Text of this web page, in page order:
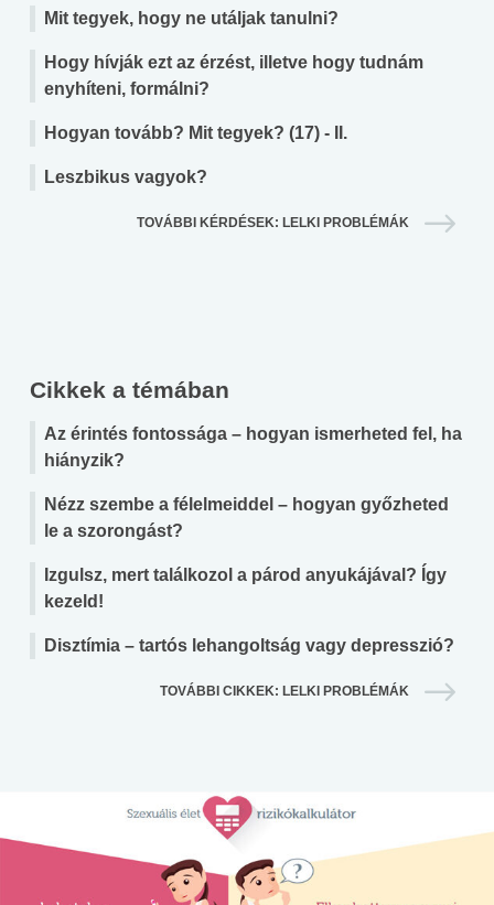
Mit tegyek, hogy ne utáljak tanulni?
Hogy hívják ezt az érzést, illetve hogy tudnám
enyhíteni, formálni?
Hogyan tovább? Mit tegyek? (17) - II.
Leszbikus vagyok?
TOVÁBBI KÉRDÉSEK: LELKI PROBLÉMÁK
Cikkek a témában
Az érintés fontossága – hogyan ismerheted fel, ha
hiányzik?
Nézz szembe a félelmeiddel – hogyan győzheted
le a szorongást?
Izgulsz, mert találkozol a párod anyukájával? Így
kezeld!
Disztímia – tartós lehangoltság vagy depresszió?
TOVÁBBI CIKKEK: LELKI PROBLÉMÁK